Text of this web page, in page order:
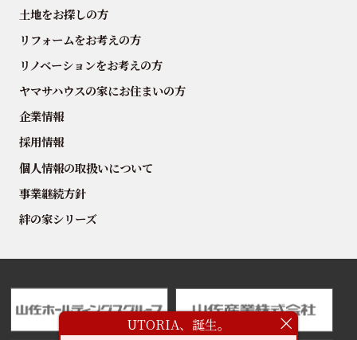
土地をお探しの方
リフォームをお考えの方
リノベーションをお考えの方
ヤマサハウスの家にお住まいの方
企業情報
採用情報
個人情報の取扱いについて
事業継続方針
絆の家シリーズ
UTORIA、誕生。